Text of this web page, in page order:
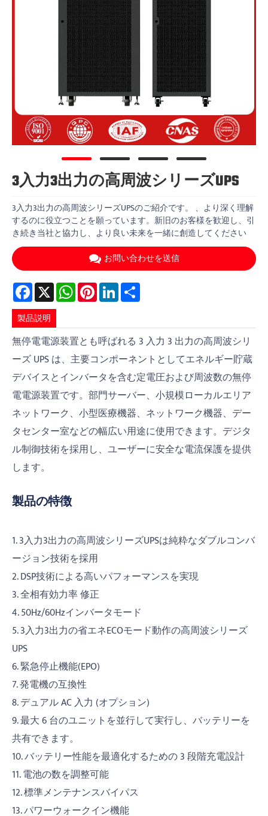
3入力3出力の高周波シリーズUPS
3入力3出力の高周波シリーズUPSのご紹介です。 、より深く理解
するのに役立つことを願っています。新旧のお客様を歓迎し、引
き続き当社と協力し、より良い未来を一緒に創造してください
お問い合わせを送信
Facebook
X WhatsAppPinterestLinkedIn
製品説明
無停電電源装置とも呼ばれる 3 入力 3 出力の高周波シリ
ーズ UPS は、主要コンポーネントとしてエネルギー貯蔵
デバイスとインバータを含む定電圧および周波数の無停
電電源装置です。部門サーバー、小規模ローカルエリア
ネットワーク、小型医療機器、ネットワーク機器、デー
タセンター室などの幅広い用途に使用できます。デジタ
ル制御技術を採用し、ユーザーに安全な電流保護を提供
します。
製品の特徴
1. 3入力3出力の高周波シリーズUPSは純粋なダブルコンバ
ージョン技術を採用
2. DSP技術による高いパフォーマンスを実現
3. 全相有効力率 修正
4. 50Hz/60Hzインバータモード
5. 3入力3出力の省エネECOモード動作の高周波シリーズ
UPS
6. 緊急停止機能(EPO)
7. 発電機の互換性
8. デュアル AC 入力 (オプション)
9. 最大 6 台のユニットを並行して実行し、バッテリーを
共有できます。
10. バッテリー性能を最適化するための 3 段階充電設計
11. 電池の数を調整可能
12. 標準メンテナンスバイパス
13. パワーウォークイン機能